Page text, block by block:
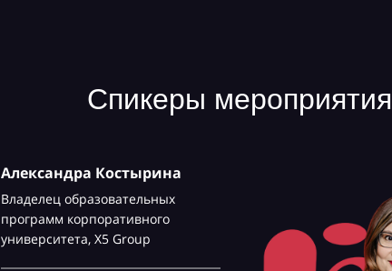
Спикеры мероприятия
Александра Костырина
Владелец образовательных
программ корпоративного
университета, Х5 Group